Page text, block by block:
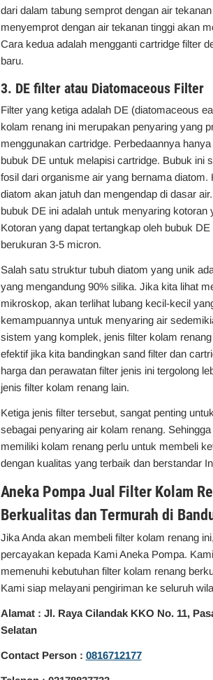
dari dalam tabung semprot dengan air
menyemprot dengan air tekanan tinggi akan
Cara kedua adalah mengganti cartridge filter
baru.
3. DE filter atau Diatomaceous Filter
Filter yang ketiga adalah DE (diatomaceous
kolam renang ini merupakan penyaring yang
menggunakan cartridge. Perbedaannya
bubuk DE untuk melapisi cartridge. Bubuk ini
fosil dari organisme air yang bernama diatom.
diatom akan jatuh dan mengendap di dasar
bubuk DE ini adalah untuk menyaring kotoran
Kotoran yang dapat tertangkap oleh bubuk
berukuran 3-5 micron.
Salah satu struktur tubuh diatom yang unik
yang mengandung 90% silika. Jika kita lihat
mikroskop, akan terlihat lubang kecil-kecil
kemampuannya untuk menyaring air
sistem yang komplek, jenis filter kolam
efektif jika kita bandingkan sand filter dan
harga dan perawatan filter jenis ini tergolong
jenis filter kolam renang lain.
Ketiga jenis filter tersebut, sangat penting
sebagai penyaring air kolam renang.
memiliki kolam renang perlu untuk membeli
dengan kualitas yang terbaik dan berstandar
Aneka Pompa Jual Filter Kolam
Berkualitas dan Termurah di
Jika Anda akan membeli filter kolam renang
percayakan kepada Kami Aneka Pompa.
memenuhi kebutuhan filter kolam renang
Kami siap melayani pengiriman ke seluruh
Alamat : Jl. Raya Cilandak KKO No. 11,
Selatan
Contact Person : 0816712177